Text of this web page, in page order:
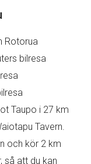
Rotorua
bilresa
Taupo i 27 km
Tavern.
och kör 2 km
så att du kan